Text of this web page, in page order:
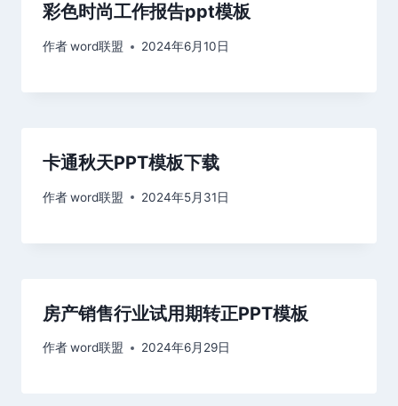
彩色时尚工作报告ppt模板
作者word联盟 2024年6月10日
卡通秋天PPT模板下载
作者word联盟 2024年5月31日
房产销售行业试用期转正PPT模板
作者word联盟 2024年6月29日